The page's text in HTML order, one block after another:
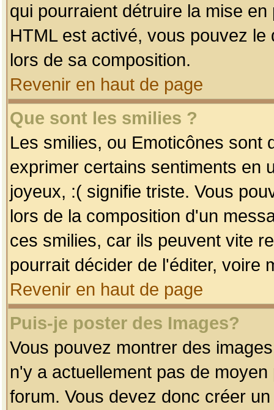
qui pourraient détruire la mise
HTML est activé, vous pouvez
lors de sa composition.
Revenir en haut de page
Que sont les smilies ?
Les smilies, ou Emoticônes sont
exprimer certains sentiments en
joyeux, :( signifie triste. Vous
lors de la composition d'un
ces smilies, car ils peuvent vite
pourrait décider de l'éditer, voire
Revenir en haut de page
Puis-je poster des Images?
Vous pouvez montrer des
n'y a actuellement pas de
forum. Vous devez donc créer